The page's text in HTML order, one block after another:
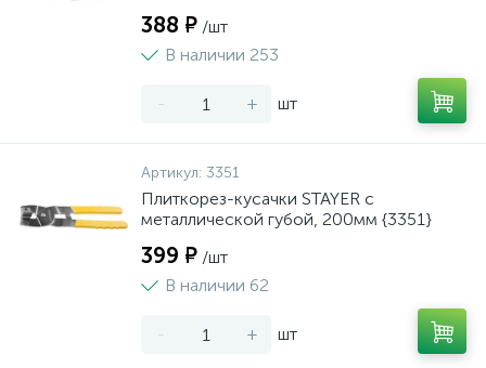
388 ₽ /шт
В наличии 253
- + шт
Артикул: 3351
Плиткорез-кусачки STAYER с
металлической губой, 200мм {3351}
399 ₽ /шт
В наличии 62
- + шт